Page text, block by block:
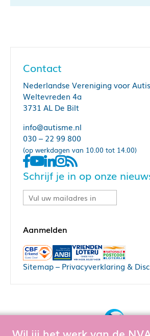
Contact
Nederlandse Vereniging voor
Weltevreden 4a
3731 AL De Bilt
info@autisme.nl
030 – 22 99 800
(op werkdagen van 10.00 tot 14.00)
Schrijf je in op onze
Sitemap– Privacyverklaring &